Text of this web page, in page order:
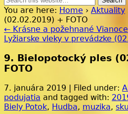
You are here: Home › Aktuality
(02.02.2019) + FOTO
← Krásne a požehnané
Lyžiarske vleky v prevádzke
9. Bielopotocký ples
FOTO
7. januára 2019 | Filed under:
podujatia and tagged with:
Biely Potok, Hudba, muzika,